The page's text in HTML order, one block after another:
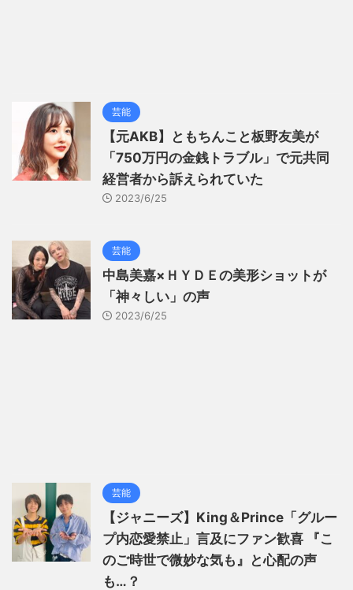
芸能
【元AKB】ともちんこと板野友美が
「750万円の金銭トラブル」で元共同
経営者から訴えられていた
2023/6/25
芸能
中島美嘉×ＨＹＤＥの美形ショットが
「神々しい」の声
2023/6/25
芸能
【ジャニーズ】King＆Prince「グルー
プ内恋愛禁止」言及にファン歓喜 『こ
のご時世で微妙な気も』と心配の声
も…？